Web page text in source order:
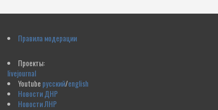
Правила модерации
Проекты:
livejournal
Youtube русский/english
Новости ДНР
Новости ЛНР